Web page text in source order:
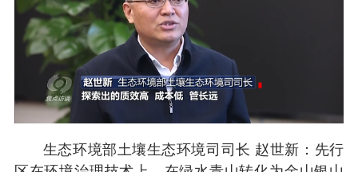
生态环境部土壤生态环境司司长 赵世新：先行